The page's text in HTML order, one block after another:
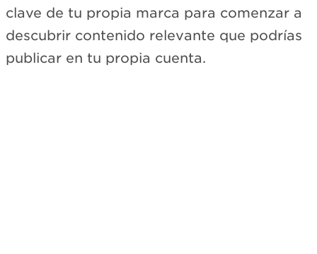
clave de tu propia marca para comenzar a
descubrir contenido relevante que podrías
publicar en tu propia cuenta.